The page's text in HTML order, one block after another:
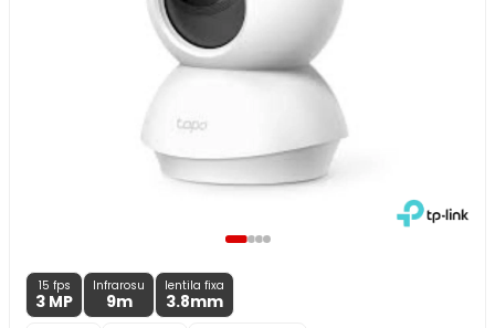
15 fps
3 MP
Infrarosu
9m
lentila fixa
3.8mm